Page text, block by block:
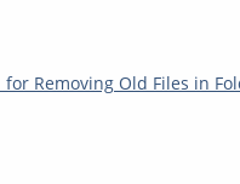
Removing Old Files in